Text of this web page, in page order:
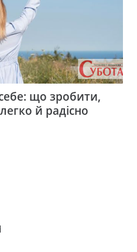
що зробити,
й радісно